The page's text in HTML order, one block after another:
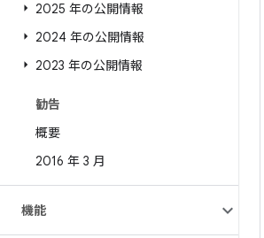
2025 年の公開情報
2024 年の公開情報
2023 年の公開情報
勧告
概要
2016 年 3 月
機能